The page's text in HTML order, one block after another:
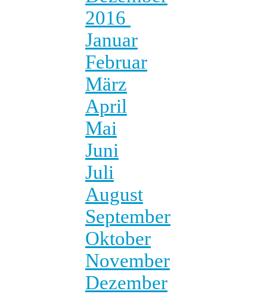
2016
Januar
Februar
März
April
Mai
Juni
Juli
August
September
Oktober
November
Dezember